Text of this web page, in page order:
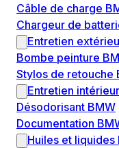
Câble de charge
Chargeur de
Entretien
Bombe peinture
Stylos de retouche
Entretien
Désodorisant BMW
Documentation
Huiles et liquides